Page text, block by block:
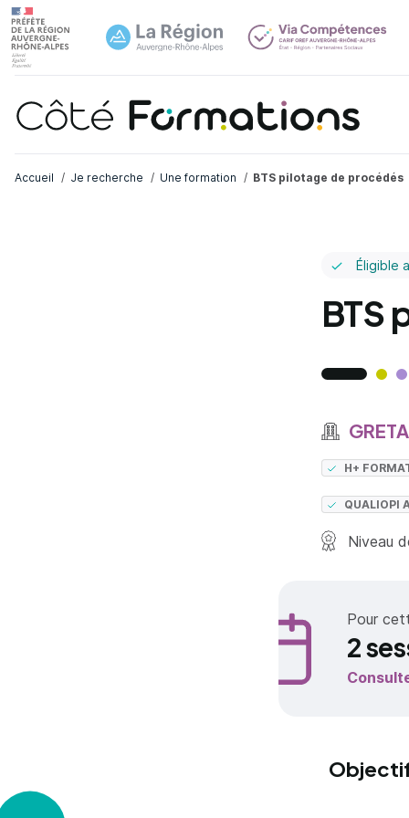
Accueil Je recherche Une formation BTS pilotage de procédés
Éligible
BTS
H+
QUALIOPI
Niveau
Pour
2